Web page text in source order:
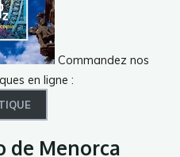
Commandez nos
en ligne :
de Menorca